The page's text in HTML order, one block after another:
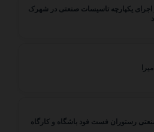
اجرای یکپارچه تاسیسات صنعتی در شهرک
رستوران فست فود باشگاه و کارگاه